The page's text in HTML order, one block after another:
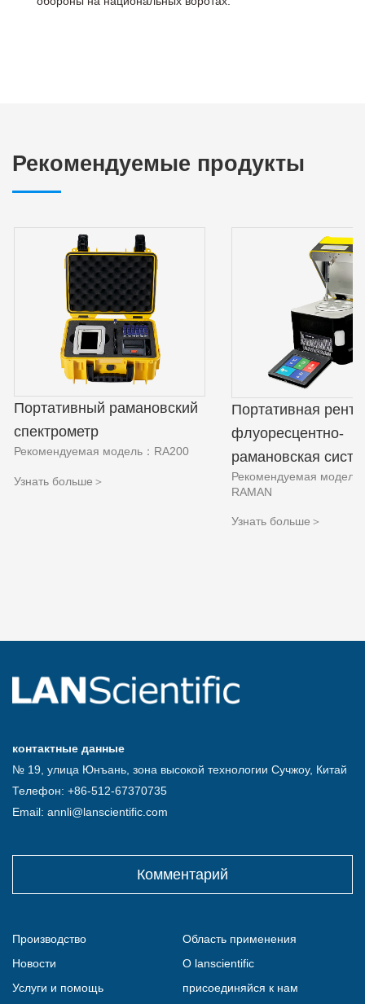
Рекомендуемые продукты
Портативный рамановский
спектрометр
Рекомендуемая модель：RA200
Узнать больше＞
Портативная
флуоресцентно-
рамановская
Рекомендуемая модель
RAMAN
Узнать больше＞
контактные данные
№ 19, улица Юнъань, зона высокой технологии Сучжоу, Китай
Телефон: +86-512-67370735
Email: annli@lanscientific.com
Комментарий
Производство
Область применения
Новости
О lanscientific
Услуги и помощь
присоединяйся к нам